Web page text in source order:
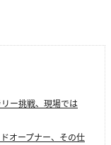
ー挑戦、現場では
オープナー、その仕